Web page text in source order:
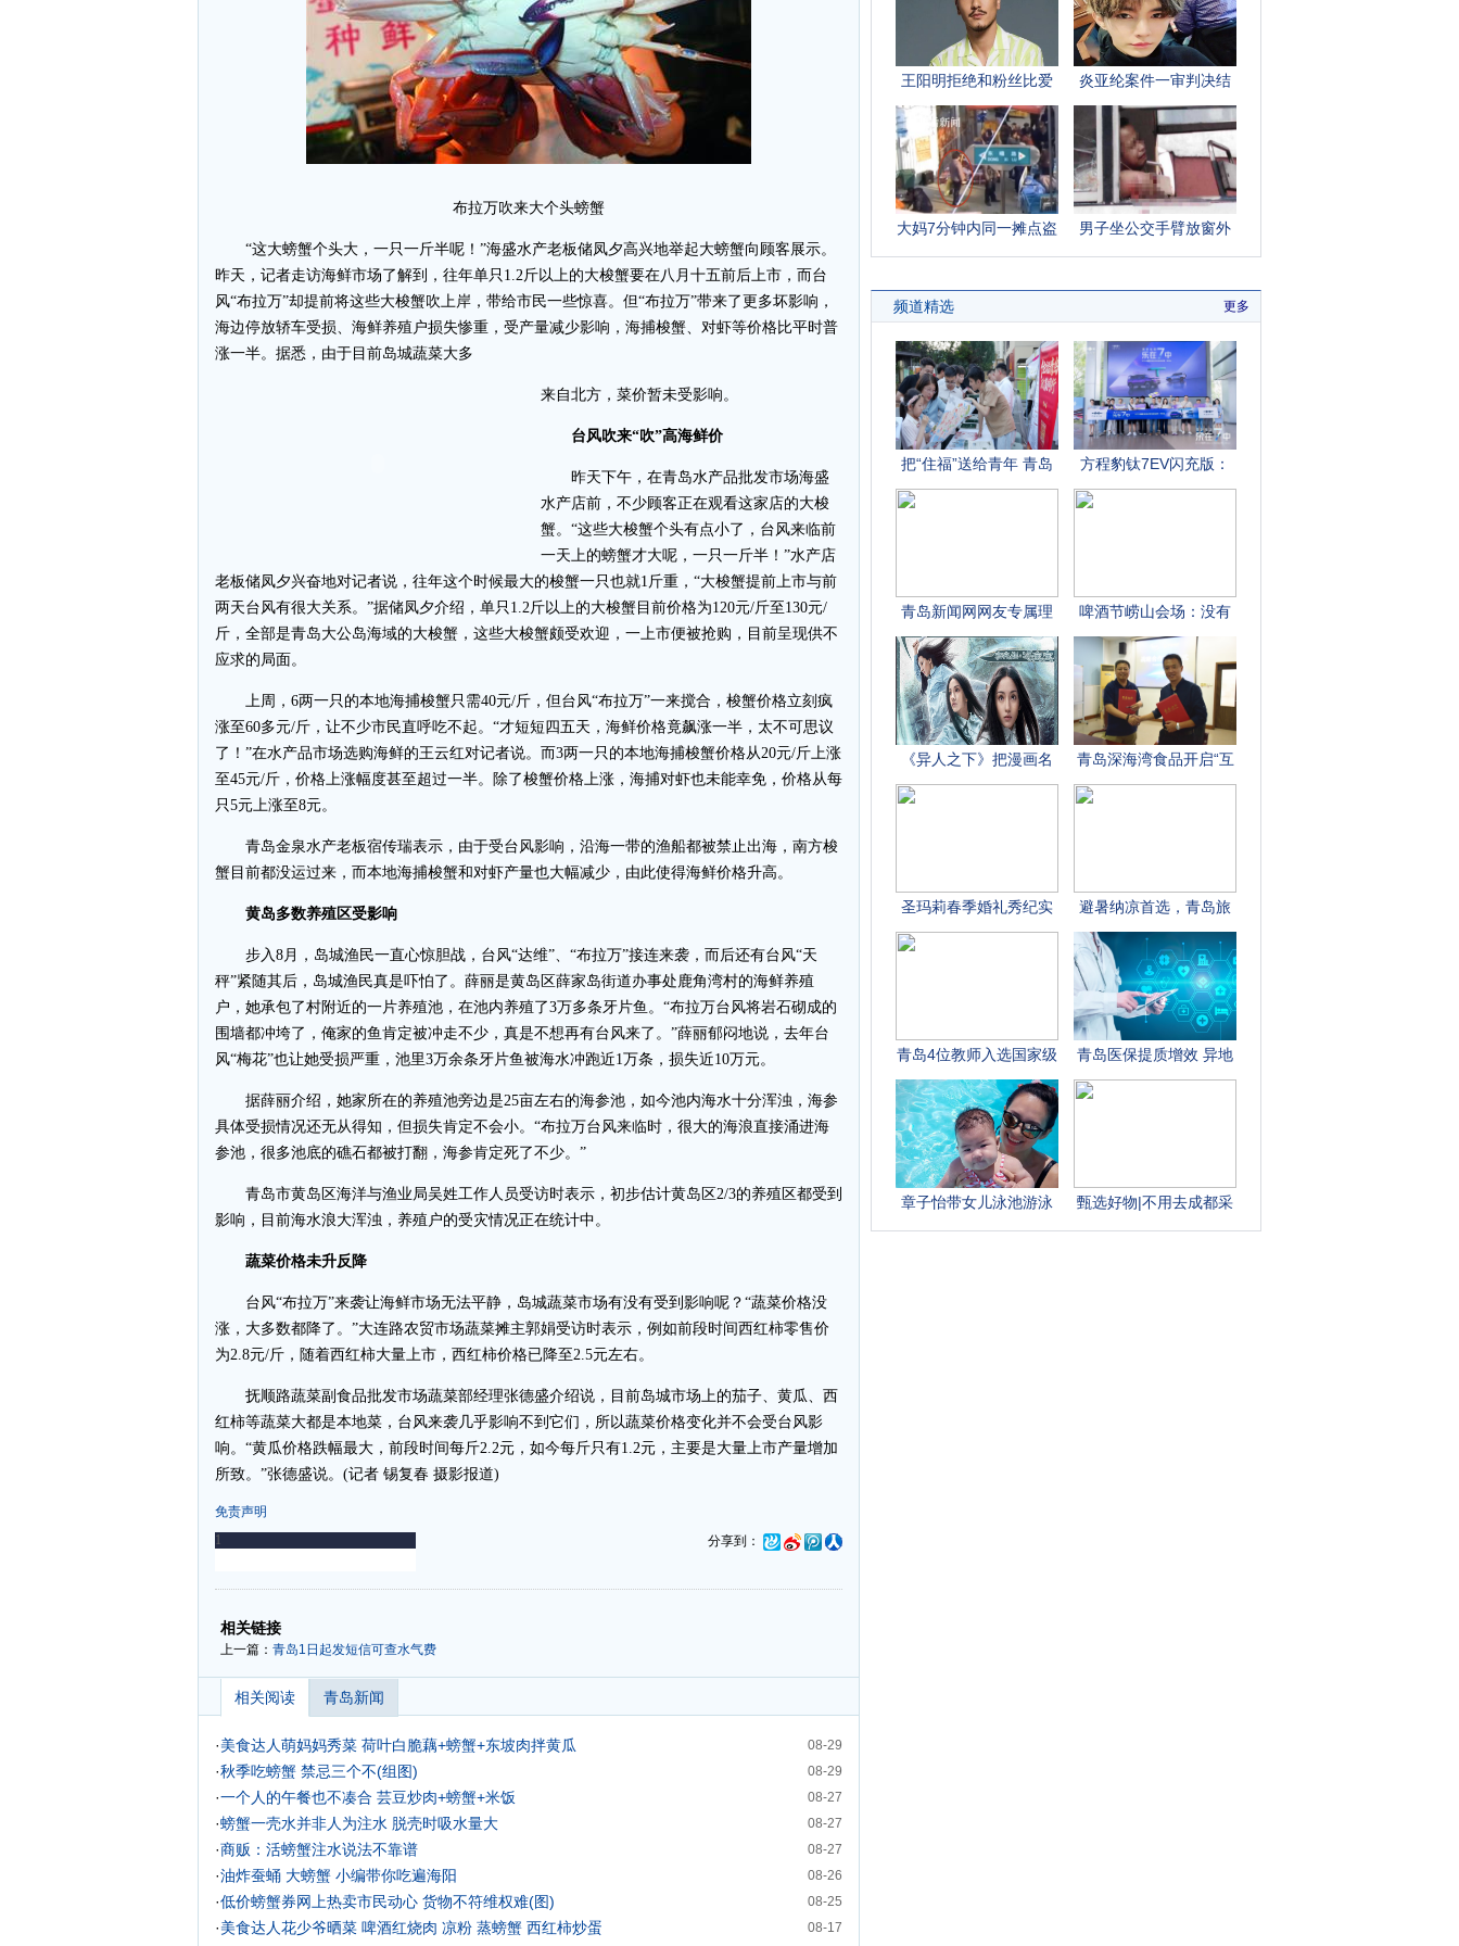
布拉万吹来大个头螃蟹
“这大螃蟹个头大，一只一斤半呢！”海盛水产老板储凤夕高兴地举起大螃蟹向顾客展示。
昨天，记者走访海鲜市场了解到，往年单只1.2斤以上的大梭蟹要在八月十五前后上市，而台
风“布拉万”却提前将这些大梭蟹吹上岸，带给市民一些惊喜。但“布拉万”带来了更多坏影响，
海边停放轿车受损、海鲜养殖户损失惨重，受产量减少影响，海捕梭蟹、对虾等价格比平时普
涨一半。据悉，由于目前岛城蔬菜大多
来自北方，菜价暂未受影响。
台风吹来“吹”高海鲜价
昨天下午，在青岛水产品批发市场海盛
水产店前，不少顾客正在观看这家店的大梭
蟹。“这些大梭蟹个头有点小了，台风来临前
一天上的螃蟹才大呢，一只一斤半！”水产店
老板储凤夕兴奋地对记者说，往年这个时候最大的梭蟹一只也就1斤重，“大梭蟹提前上市与前
两天台风有很大关系。”据储凤夕介绍，单只1.2斤以上的大梭蟹目前价格为120元/斤至130元/
斤，全部是青岛大公岛海域的大梭蟹，这些大梭蟹颇受欢迎，一上市便被抢购，目前呈现供不
应求的局面。
上周，6两一只的本地海捕梭蟹只需40元/斤，但台风“布拉万”一来搅合，梭蟹价格立刻疯
涨至60多元/斤，让不少市民直呼吃不起。“才短短四五天，海鲜价格竟飙涨一半，太不可思议
了！”在水产品市场选购海鲜的王云红对记者说。而3两一只的本地海捕梭蟹价格从20元/斤上涨
至45元/斤，价格上涨幅度甚至超过一半。除了梭蟹价格上涨，海捕对虾也未能幸免，价格从每
只5元上涨至8元。
青岛金泉水产老板宿传瑞表示，由于受台风影响，沿海一带的渔船都被禁止出海，南方梭
蟹目前都没运过来，而本地海捕梭蟹和对虾产量也大幅减少，由此使得海鲜价格升高。
黄岛多数养殖区受影响
步入8月，岛城渔民一直心惊胆战，台风“达维”、“布拉万”接连来袭，而后还有台风“天
秤”紧随其后，岛城渔民真是吓怕了。薛丽是黄岛区薛家岛街道办事处鹿角湾村的海鲜养殖
户，她承包了村附近的一片养殖池，在池内养殖了3万多条牙片鱼。“布拉万台风将岩石砌成的
围墙都冲垮了，俺家的鱼肯定被冲走不少，真是不想再有台风来了。”薛丽郁闷地说，去年台
风“梅花”也让她受损严重，池里3万余条牙片鱼被海水冲跑近1万条，损失近10万元。
据薛丽介绍，她家所在的养殖池旁边是25亩左右的海参池，如今池内海水十分浑浊，海参
具体受损情况还无从得知，但损失肯定不会小。“布拉万台风来临时，很大的海浪直接涌进海
参池，很多池底的礁石都被打翻，海参肯定死了不少。”
青岛市黄岛区海洋与渔业局吴姓工作人员受访时表示，初步估计黄岛区2/3的养殖区都受到
影响，目前海水浪大浑浊，养殖户的受灾情况正在统计中。
蔬菜价格未升反降
台风“布拉万”来袭让海鲜市场无法平静，岛城蔬菜市场有没有受到影响呢？“蔬菜价格没
涨，大多数都降了。”大连路农贸市场蔬菜摊主郭娟受访时表示，例如前段时间西红柿零售价
为2.8元/斤，随着西红柿大量上市，西红柿价格已降至2.5元左右。
抚顺路蔬菜副食品批发市场蔬菜部经理张德盛介绍说，目前岛城市场上的茄子、黄瓜、西
红柿等蔬菜大都是本地菜，台风来袭几乎影响不到它们，所以蔬菜价格变化并不会受台风影
响。“黄瓜价格跌幅最大，前段时间每斤2.2元，如今每斤只有1.2元，主要是大量上市产量增加
所致。”张德盛说。(记者 锡复春 摄影报道)
免责声明
分享到：
-
相关链接
上一篇： 青岛1日起发短信可查水气费
相关阅读 青岛新闻
08-29
·美食达人萌妈妈秀菜 荷叶白脆藕+螃蟹+东坡肉拌黄瓜
08-29
·秋季吃螃蟹 禁忌三个不(组图)
08-27
·一个人的午餐也不凑合 芸豆炒肉+螃蟹+米饭
08-27
·螃蟹一壳水并非人为注水 脱壳时吸水量大
08-27
·商贩：活螃蟹注水说法不靠谱
08-26
·油炸蚕蛹 大螃蟹 小编带你吃遍海阳
08-25
·低价螃蟹券网上热卖市民动心 货物不符维权难(图)
08-17
·美食达人花少爷晒菜 啤酒红烧肉 凉粉 蒸螃蟹 西红柿炒蛋